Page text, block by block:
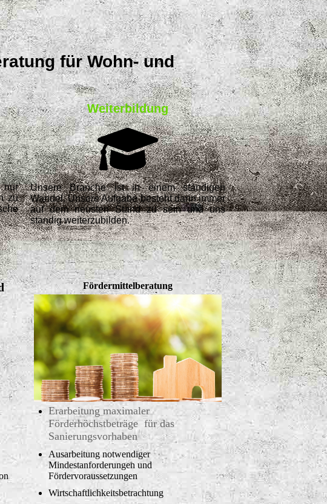
für Wohn- und
zu
Weiterbildung
Unsere Branche ist in einem ständigen
Wandel. Unsere Aufgabe besteht darin immer
auf dem neusten Stand zu sein und uns
ständig weiterzubilden.
Fördermittelberatung
Erarbeitung maximaler
Förderhöchstbeträge für das
Sanierungsvorhaben
Ausarbeitung notwendiger
Mindestanforderungen und
Fördervoraussetzungen
Wirtschaftlichkeitsbetrachtung